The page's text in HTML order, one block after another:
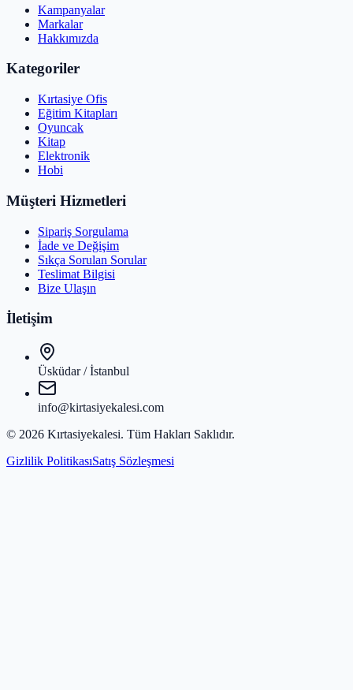
Kampanyalar
Markalar
Hakkımızda
Kategoriler
Kırtasiye Ofis
Eğitim Kitapları
Oyuncak
Kitap
Elektronik
Hobi
Müşteri Hizmetleri
Sipariş Sorgulama
İade ve Değişim
Sıkça Sorulan Sorular
Teslimat Bilgisi
Bize Ulaşın
İletişim
Üsküdar / İstanbul
info@kirtasiyekalesi.com
© 2026 Kırtasiyekalesi. Tüm Hakları Saklıdır.
Gizlilik PolitikasıSatış Sözleşmesi